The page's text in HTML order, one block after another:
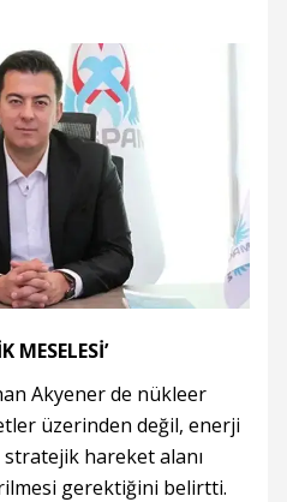
MESELESİ’
Akyener de nükleer
üzerinden değil, enerji
stratejik hareket alanı
gerektiğini belirtti.